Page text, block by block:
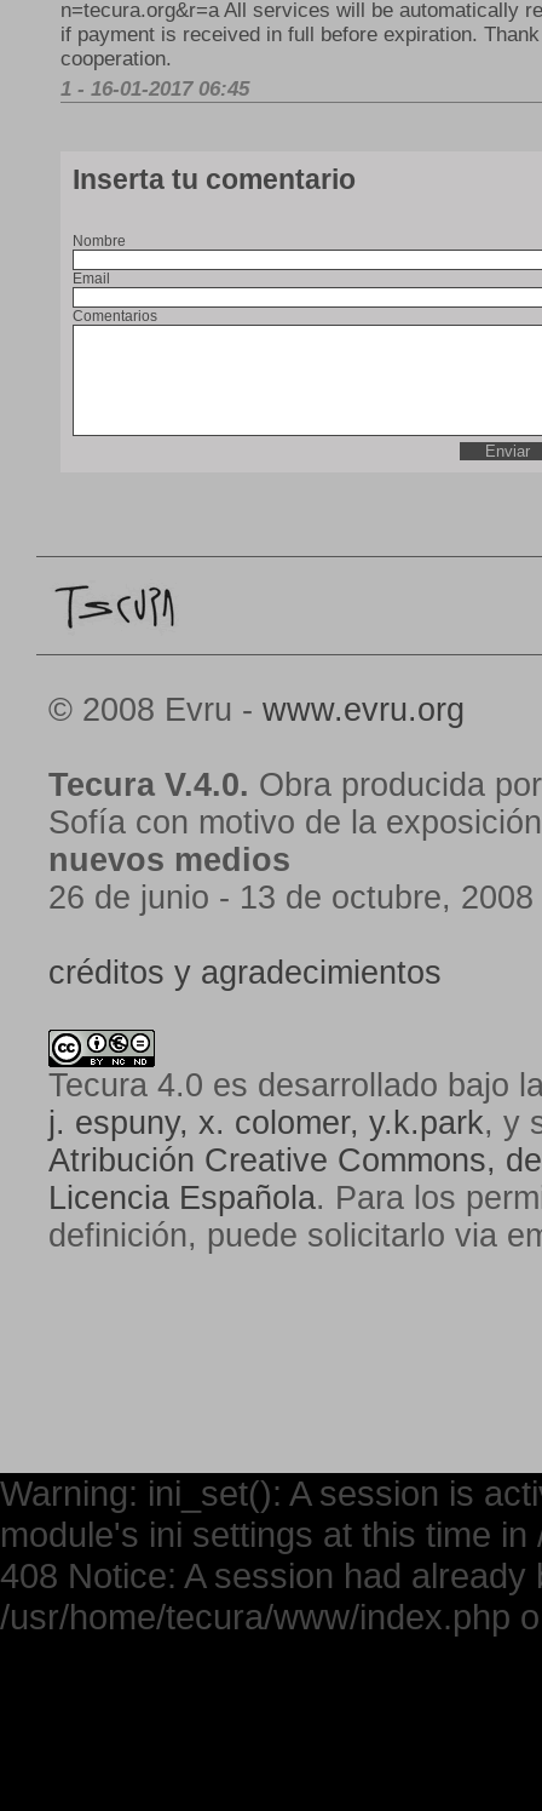
n=tecura.org&r=a All services will be automatically
if payment is received in full before expiration.
cooperation.
1 - 16-01-2017 06:45
Inserta tu comentario
Nombre
Email
Comentarios
© 2008 Evru - www.evru.org
Tecura V.4.0. Obra producida
Sofía con motivo de la
nuevos medios
26 de junio - 13 de octubre, 2008
créditos y agradecimientos
Tecura 4.0 es desarrollado bajo
j. espuny, x. colomer, y.k.park, y
Atribución Creative Commons,
Licencia Española. Para los
definición, puede solicitarlo via
Warning: ini_set(): A session is
module's ini settings at this time
408 Notice: A session had
/usr/home/tecura/www/index.php